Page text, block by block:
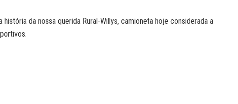
da nossa querida Rural-Willys, camioneta hoje considerada a